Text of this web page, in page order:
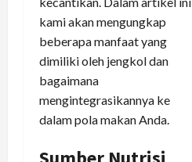
kami akan mengungkap
beberapa manfaat yang
dimiliki oleh jengkol dan
bagaimana
mengintegrasikannya ke
dalam pola makan Anda.